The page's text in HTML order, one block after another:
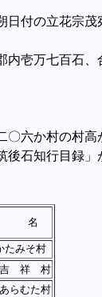
付の立花宗茂
壱万七百石、
六か村の村高
石知行目録」
名
みそ村
吉 祥 村
あらむた村